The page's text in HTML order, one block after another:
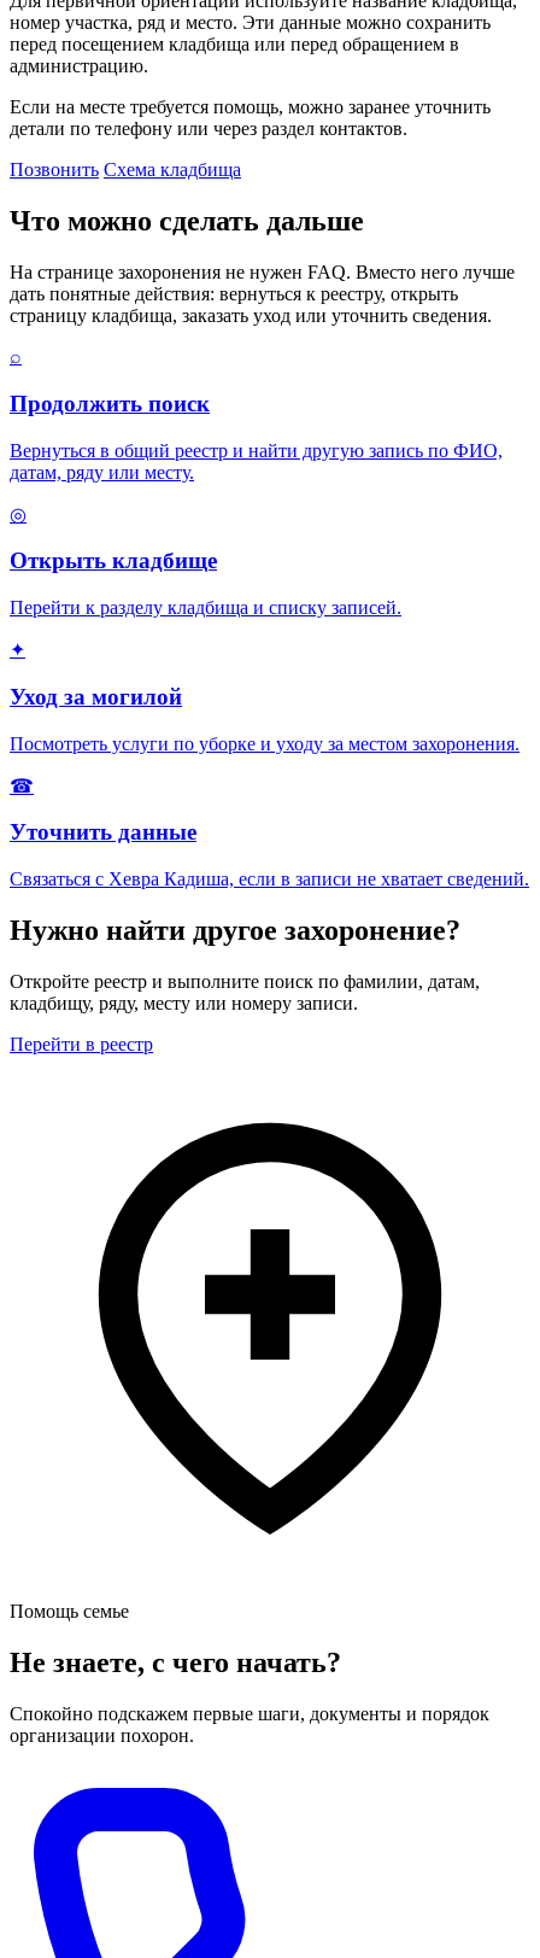
номер участка, ряд и место. Эти данные можно сохранить
перед посещением кладбища или перед обращением в
администрацию.
Если на месте требуется помощь, можно заранее уточнить
детали по телефону или через раздел контактов.
Позвонить Схема кладбища
Что можно сделать дальше
На странице захоронения не нужен FAQ. Вместо него лучше
дать понятные действия: вернуться к реестру, открыть
страницу кладбища, заказать уход или уточнить сведения.
⌕
Продолжить поиск
Вернуться в общий реестр и найти другую запись по ФИО,
датам, ряду или месту.
◎
Открыть кладбище
Перейти к разделу кладбища и списку записей.
✦
Уход за могилой
Посмотреть услуги по уборке и уходу за местом захоронения.
☎
Уточнить данные
Связаться с Хевра Кадиша, если в записи не хватает сведений.
Нужно найти другое захоронение?
Откройте реестр и выполните поиск по фамилии, датам,
кладбищу, ряду, месту или номеру записи.
Перейти в реестр
Помощь семье
Не знаете, с чего начать?
Спокойно подскажем первые шаги, документы и порядок
организации похорон.